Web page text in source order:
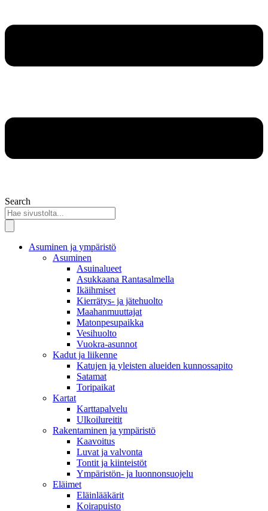
Search
Asuminen ja ympäristö
Asuminen
Asuinalueet
Asukkaana Rantasalmella
Ikäihmiset
Kierrätys- ja jätehuolto
Maahanmuuttajat
Matonpesupaikka
Vesihuolto
Vuokra-asunnot
Kadut ja liikenne
Katujen ja yleisten alueiden kunnossapito
Satamat
Toripaikat
Kartat
Karttapalvelu
Ulkoilureitit
Rakentaminen ja ympäristö
Kaavoitus
Luvat ja valvonta
Tontit ja kiinteistöt
Ympäristön- ja luonnonsuojelu
Eläimet
Eläinlääkärit
Koirapuisto